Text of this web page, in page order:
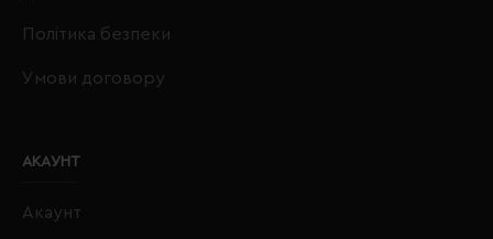
Політика безпеки
Умови договору
АКАУНТ
Акаунт